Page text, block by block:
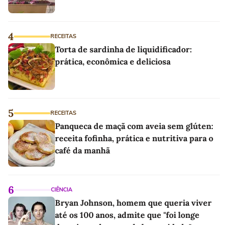
4 RECEITAS
Torta de sardinha de liquidificador:
prática, econômica e deliciosa
5 RECEITAS
Panqueca de maçã com aveia sem glúten:
receita fofinha, prática e nutritiva para o
café da manhã
6 CIÊNCIA
Bryan Johnson, homem que queria viver
até os 100 anos, admite que "foi longe